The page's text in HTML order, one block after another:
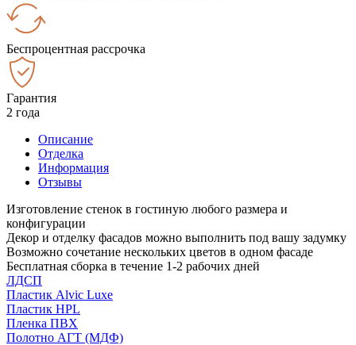
Беспроцентная рассрочка
Гарантия
2 года
Описание
Отделка
Информация
Отзывы
Изготовление стенок в гостиную любого размера и
конфигурации
Декор и отделку фасадов можно выполнить под вашу задумку
Возможно сочетание нескольких цветов в одном фасаде
Бесплатная сборка в течение 1-2 рабочих дней
ЛДСП
Пластик Alvic Luxe
Пластик HPL
Пленка ПВХ
Полотно АГТ (МДФ)